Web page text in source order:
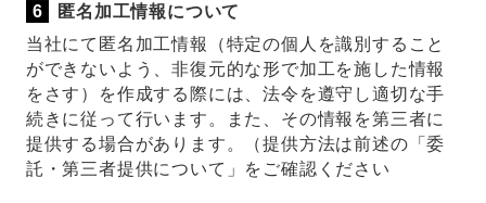
匿名加工情報について
当社にて匿名加工情報（特定の個人を識別すること
ができないよう、非復元的な形で加工を施した情報
をさす）を作成する際には、法令を遵守し適切な手
続きに従って行います。また、その情報を第三者に
提供する場合があります。（提供方法は前述の「委
託・第三者提供について」をご確認ください